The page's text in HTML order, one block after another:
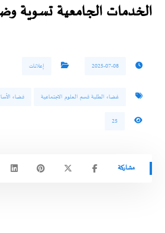
الخدمات الجامعية تسوية
2025-07-08 إعلانات
غضاء الطلبة قسم العلوم الاجتماعية فضاء
25